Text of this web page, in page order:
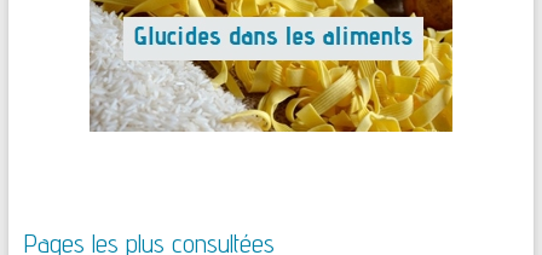
Pages les plus consultées